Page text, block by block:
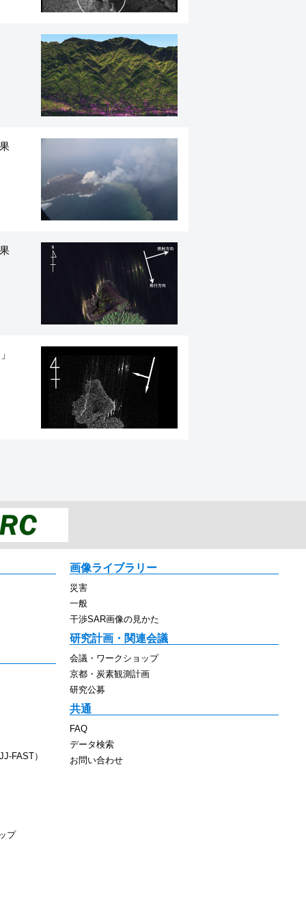
FAST）
プ
画像ライブラリー
災害
一般
干渉SAR画像の見かた
研究計画・関連会議
会議・ワークショップ
京都・炭素観測計画
研究公募
共通
FAQ
データ検索
お問い合わせ